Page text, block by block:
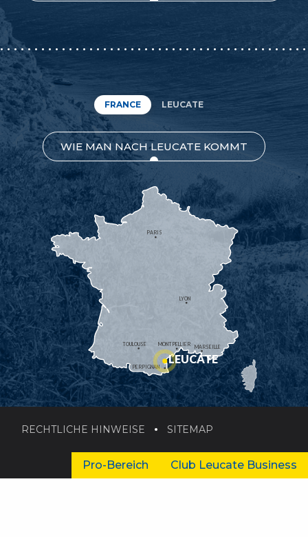
FRANCE LEUCATE
WIE MAN NACH LEUCATE KOMMT
MONTPELLIER
PERPIGNAN
MARSEILLE
TOULOUSE
LYON
PARIS
LEUCATE
RECHTLICHE HINWEISE SITEMAP
Pro-Bereich Club Leucate Business